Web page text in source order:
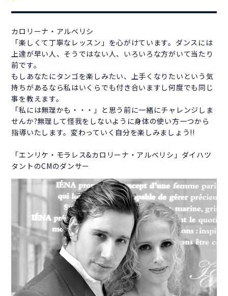
カロリーナ・アルベリシ
「楽しくて丁寧なレッスン」を心がけています。ダンスには
上達が早い人、そうではない人、いろいろな方がいて当たり
前です。
もしあなたにタンゴを楽しみたい、上手くなりたいという気
持ちがあるなら私はいくらでも付き合いますし何度でも同じ
事を教えます。
「私には無理かも・・・」と思う前に一緒にチャレンジしま
せんか?無理して怪我をしないように身体の使い方一つから
指導いたします。変わっていく自分を楽しみましょう!!
「エンリケ・モラレス&カロリーナ・アルべリシ」ダイハツ
タントのCMのダンサー